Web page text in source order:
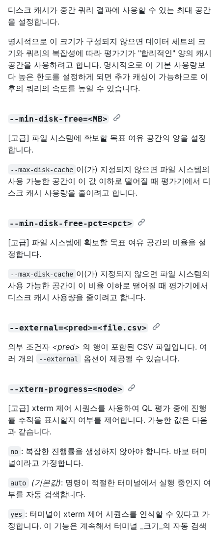
디스크 캐시가 중간 쿼리 결과에 사용할 수 있는 최대 공간
을 설정합니다.
명시적으로 이 크기가 구성되지 않으면 데이터 세트의 크
기와 쿼리의 복잡성에 따라 평가기가 "합리적인" 양의 캐시
공간을 사용하려고 합니다. 명시적으로 이 기본 사용량보
다 높은 한도를 설정하게 되면 추가 캐싱이 가능하므로 이
후의 쿼리의 속도를 높일 수 있습니다.
--min-disk-free=<MB>
[고급] 파일 시스템에 확보할 목표 여유 공간의 양을 설정
합니다.
--max-disk-cache 이(가) 지정되지 않으면 파일 시스템의
사용 가능한 공간이 이 값 이하로 떨어질 때 평가기에서 디
스크 캐시 사용량을 줄이려고 합니다.
--min-disk-free-pct=<pct>
[고급] 파일 시스템에 확보할 목표 여유 공간의 비율을 설
정합니다.
--max-disk-cache 이(가) 지정되지 않으면 파일 시스템의
사용 가능한 공간이 이 비율 이하로 떨어질 때 평가기에서
디스크 캐시 사용량을 줄이려고 합니다.
--external=<pred>=<file.csv>
외부 조건자 <pred> 의 행이 포함된 CSV 파일입니다. 여
러 개의
--external 옵션이 제공될 수 있습니다.
--xterm-progress=<mode>
[고급] xterm 제어 시퀀스를 사용하여 QL 평가 중에 진행
률 추적을 표시할지 여부를 제어합니다. 가능한 값은 다음
과 같습니다.
no : 복잡한 진행률을 생성하지 않아야 합니다. 바보 터미
널이라고 가정합니다.
auto (기본값): 명령이 적절한 터미널에서 실행 중인지 여
부를 자동 검색합니다.
yes : 터미널이 xterm 제어 시퀀스를 인식할 수 있다고 가
정합니다. 이 기능은 계속해서 ​​터미널 _크기_의 자동 검색